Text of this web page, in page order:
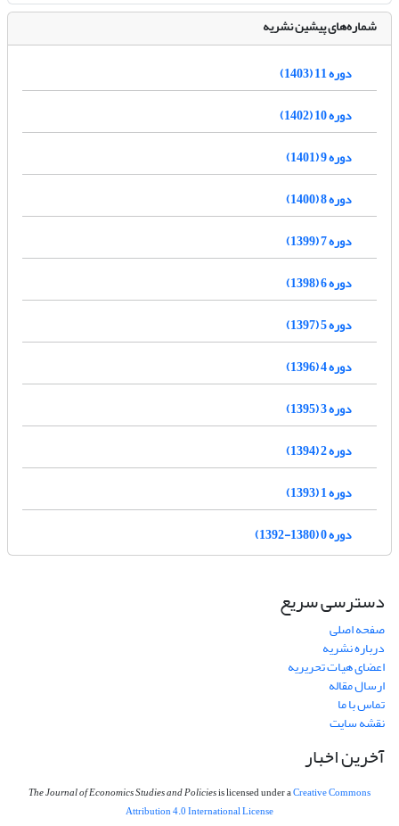
شماره‌های پیشین نشریه
دوره 11 (1403)
دوره 10 (1402)
دوره 9 (1401)
دوره 8 (1400)
دوره 7 (1399)
دوره 6 (1398)
دوره 5 (1397)
دوره 4 (1396)
دوره 3 (1395)
دوره 2 (1394)
دوره 1 (1393)
دوره 0 (1380-1392)
دسترسی سریع
صفحه اصلی
درباره نشریه
اعضای هیات تحریریه
ارسال مقاله
تماس با ما
نقشه سایت
آخرین اخبار
The Journal of Economics Studies and Policiesis licensed under aCreative Commons
Attribution 4.0 International License